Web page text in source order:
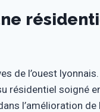
de l’ouest
résidentiel soigné
l’amélioration de